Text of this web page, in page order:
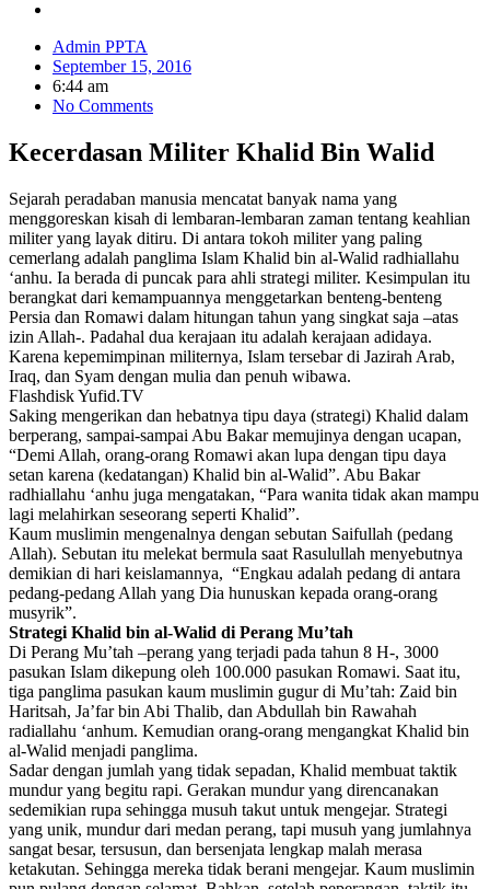
Admin PPTA
September 15, 2016
6:44 am
No Comments
Kecerdasan Militer Khalid Bin Walid
Sejarah peradaban manusia mencatat banyak nama yang
menggoreskan kisah di lembaran-lembaran zaman tentang keahlian
militer yang layak ditiru. Di antara tokoh militer yang paling
cemerlang adalah panglima Islam Khalid bin al-Walid radhiallahu
‘anhu. Ia berada di puncak para ahli strategi militer. Kesimpulan itu
berangkat dari kemampuannya menggetarkan benteng-benteng
Persia dan Romawi dalam hitungan tahun yang singkat saja –atas
izin Allah-. Padahal dua kerajaan itu adalah kerajaan adidaya.
Karena kepemimpinan militernya, Islam tersebar di Jazirah Arab,
Iraq, dan Syam dengan mulia dan penuh wibawa.
Flashdisk Yufid.TV
Saking mengerikan dan hebatnya tipu daya (strategi) Khalid dalam
berperang, sampai-sampai Abu Bakar memujinya dengan ucapan,
“Demi Allah, orang-orang Romawi akan lupa dengan tipu daya
setan karena (kedatangan) Khalid bin al-Walid”. Abu Bakar
radhiallahu ‘anhu juga mengatakan, “Para wanita tidak akan mampu
lagi melahirkan seseorang seperti Khalid”.
Kaum muslimin mengenalnya dengan sebutan Saifullah (pedang
Allah). Sebutan itu melekat bermula saat Rasulullah menyebutnya
demikian di hari keislamannya, “Engkau adalah pedang di antara
pedang-pedang Allah yang Dia hunuskan kepada orang-orang
musyrik”.
Strategi Khalid bin al-Walid di Perang Mu’tah
Di Perang Mu’tah –perang yang terjadi pada tahun 8 H-, 3000
pasukan Islam dikepung oleh 100.000 pasukan Romawi. Saat itu,
tiga panglima pasukan kaum muslimin gugur di Mu’tah: Zaid bin
Haritsah, Ja’far bin Abi Thalib, dan Abdullah bin Rawahah
radiallahu ‘anhum. Kemudian orang-orang mengangkat Khalid bin
al-Walid menjadi panglima.
Sadar dengan jumlah yang tidak sepadan, Khalid membuat taktik
mundur yang begitu rapi. Gerakan mundur yang direncanakan
sedemikian rupa sehingga musuh takut untuk mengejar. Strategi
yang unik, mundur dari medan perang, tapi musuh yang jumlahnya
sangat besar, tersusun, dan bersenjata lengkap malah merasa
ketakutan. Sehingga mereka tidak berani mengejar. Kaum muslimin